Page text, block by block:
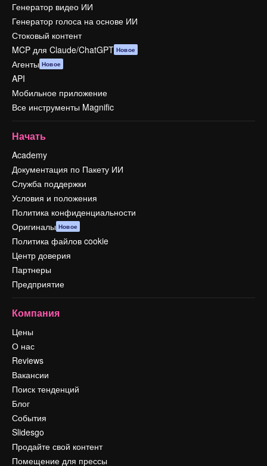
Генератор видео ИИ
Генератор голоса на основе ИИ
Стоковый контент
MCP для Claude/ChatGPT Новое
Агенты Новое
API
Мобильное приложение
Все инструменты Magnific
Начать
Academy
Документация по Пакету ИИ
Служба поддержки
Условия и положения
Политика конфиденциальности
Оригиналы Новое
Политика файлов cookie
Центр доверия
Партнеры
Предприятие
Компания
Цены
О нас
Reviews
Вакансии
Поиск тенденций
Блог
События
Slidesgo
Продайте свой контент
Помещение для прессы